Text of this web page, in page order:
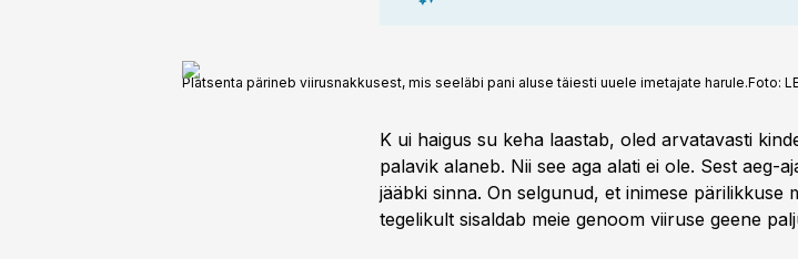
Platsenta pärineb viirusnakkusest, mis seeläbi pani aluse täiesti uuele imetajate harule.Foto:
K ui haigus su keha laastab, oled arvatavasti
palavik alaneb. Nii see aga alati ei ole. Sest aeg-
jääbki sinna. On selgunud, et inimese pärilikkuse
tegelikult sisaldab meie genoom viiruse geene